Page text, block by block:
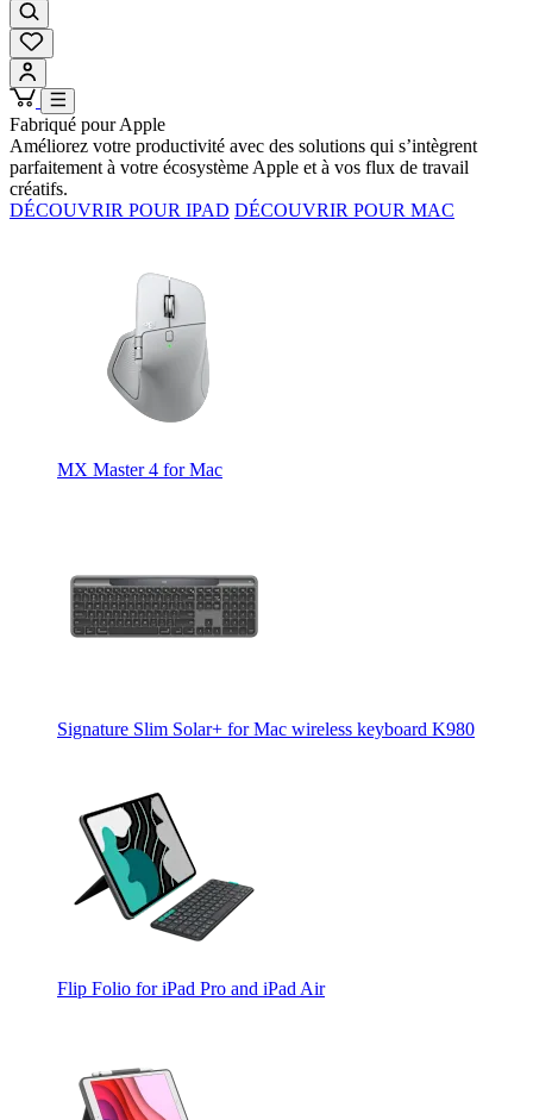
Fabriqué pour Apple
Améliorez votre productivité avec des solutions qui s’intègrent
parfaitement à votre écosystème Apple et à vos flux de travail
créatifs.
DÉCOUVRIR POUR IPAD DÉCOUVRIR POUR MAC
MX Master 4 for Mac
Signature Slim Solar+ for Mac wireless keyboard K980
Flip Folio for iPad Pro and iPad Air